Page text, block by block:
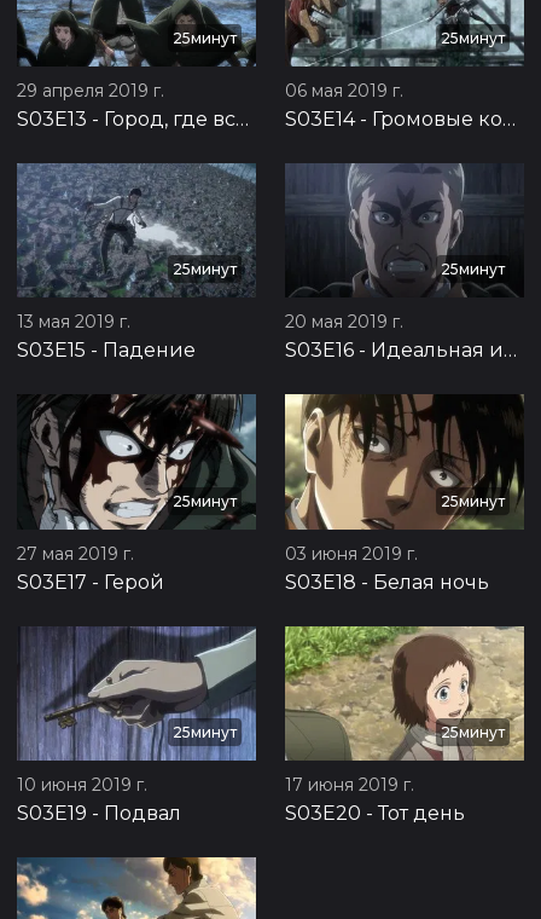
25минут
29 апреля 2019 г.
S03E13 - Город, где всё началось
25минут
06 мая 2019 г.
S03E14- Громовые копья
25минут
13 мая 2019 г.
S03E15 - Падение
25минут
20 мая 2019 г.
S03E16 - Идеальная игра
25минут
27 мая 2019 г.
S03E17 - Герой
25минут
03 июня 2019 г.
S03E18 - Белая ночь
25минут
10 июня 2019 г.
S03E19 - Подвал
25минут
17 июня 2019 г.
S03E20 - Тот день